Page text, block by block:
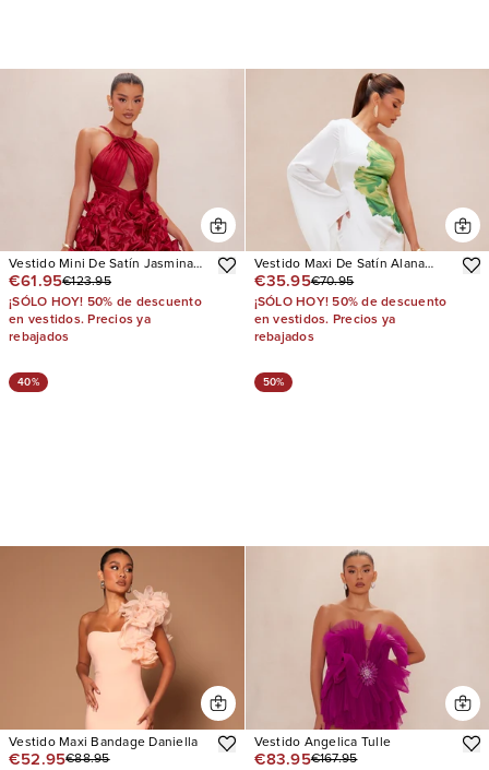
Vestido Mini De Satín Jasmina
Floral
€61.95€123.95
¡SÓLO HOY! 50% de descuento
en vestidos. Precios ya
rebajados
Vestido Maxi De Satín Alana
One Shoulder
€35.95€70.95
¡SÓLO HOY! 50% de descuento
en vestidos. Precios ya
rebajados
40%
Vestido Maxi Bandage Daniella
€52.95€88.95
50%
Vestido Angelica Tulle
€83.95€167.95